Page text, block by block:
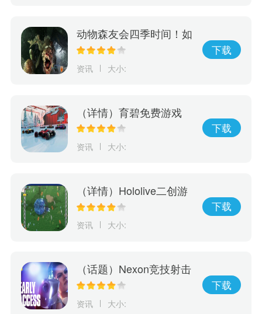
动物森友会四季时间！如
何利用游戏进行学习，玩
化！
资讯 大小:
下载
（详情）育碧免费游戏
《赛道狂飙》5月15日登
资讯 大小:
下载
（详情）Hololive二创游
戏《Holocure》获Cover
推出
资讯 大小:
下载
（话题）Nexon竞技射击
游戏《幕后高手》5月19
资讯 大小:
下载